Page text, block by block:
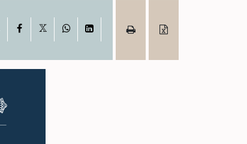
Facebook WhatsAppLinkedIn